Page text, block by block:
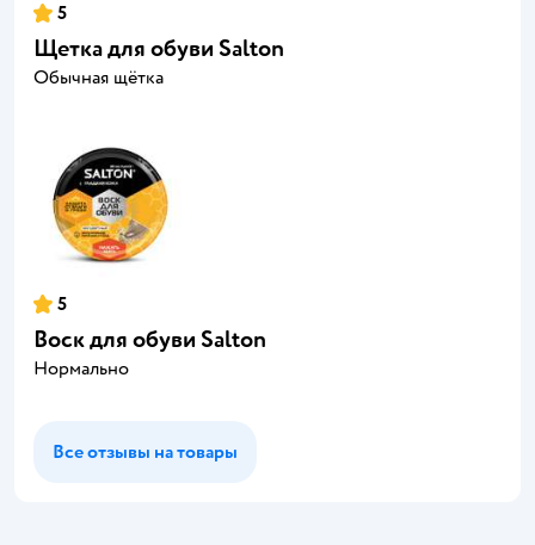
5
Щетка для обуви Salton
Обычная щётка
5
Воск для обуви Salton
Нормально
Все отзывы на товары